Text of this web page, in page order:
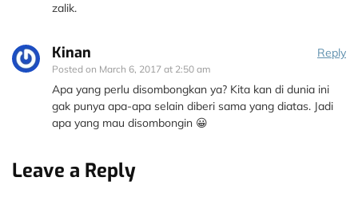
zalik.
Kinan
Posted on March 6, 2017 at 2:50 am
Reply
Apa yang perlu disombongkan ya? Kita kan di dunia ini
gak punya apa-apa selain diberi sama yang diatas. Jadi
apa yang mau disombongin 😀
Leave a Reply